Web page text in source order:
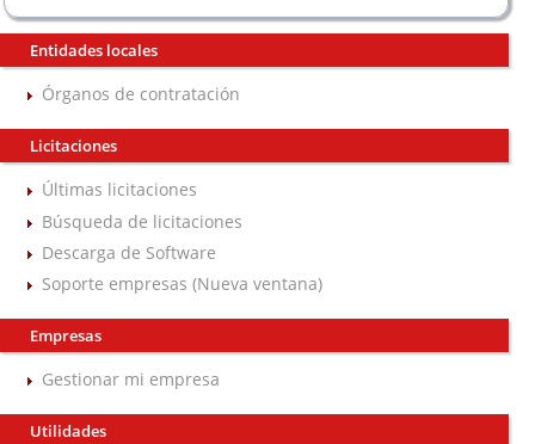
Entidades locales
Órganos de contratación
Licitaciones
Últimas licitaciones
Búsqueda de licitaciones
Descarga de Software
Soporte empresas (Nueva ventana)
Empresas
Gestionar mi empresa
Utilidades